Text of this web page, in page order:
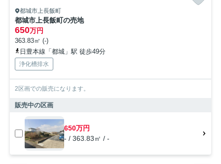
都城市上長飯町
都城市上長飯町の売地
650万円
363.83㎡ (-)
日豊本線「都城」駅 徒歩49分
浄化槽排水
2区画での販売になります。
販売中の区画
650万円
- / 363.83㎡ / -